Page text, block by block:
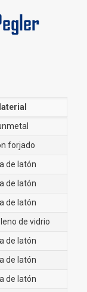
forjado
de latón
de latón
de latón
de vidrio
de latón
de latón
de latón